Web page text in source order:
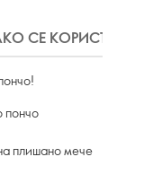
СЕ КОРИСТИ
пончо
плишано мече